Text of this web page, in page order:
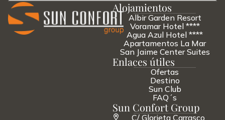
Alojamientos
Albir Garden Resort
Voramar Hotel ****
Agua Azul Hotel ****
Apartamentos La Mar
San Jaime Center Suites
Enlaces útiles
Ofertas
Destino
Sun Club
FAQ´s
Sun Confort Group
C/ Glorieta Carrasco